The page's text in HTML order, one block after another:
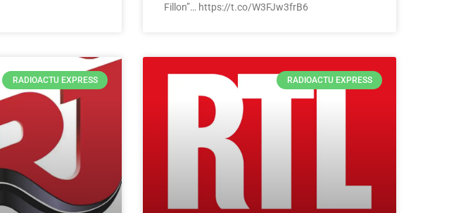
Fillon”… https://t.co/W3FJw3frB6
RADIOACTU EXPRESS RADIOACTU EXPRESS